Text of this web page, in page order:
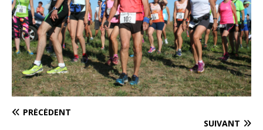
PRÉCÉDENT
SUIVANT